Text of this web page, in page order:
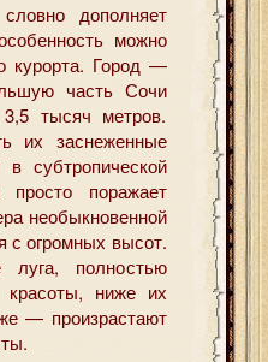
дополняет
можно
курорта. Город —
часть Сочи
тысяч метров.
их заснеженные
субтропической
поражает
необыкновенной
с огромных высот.
луга, полностью
ниже их
— произрастают